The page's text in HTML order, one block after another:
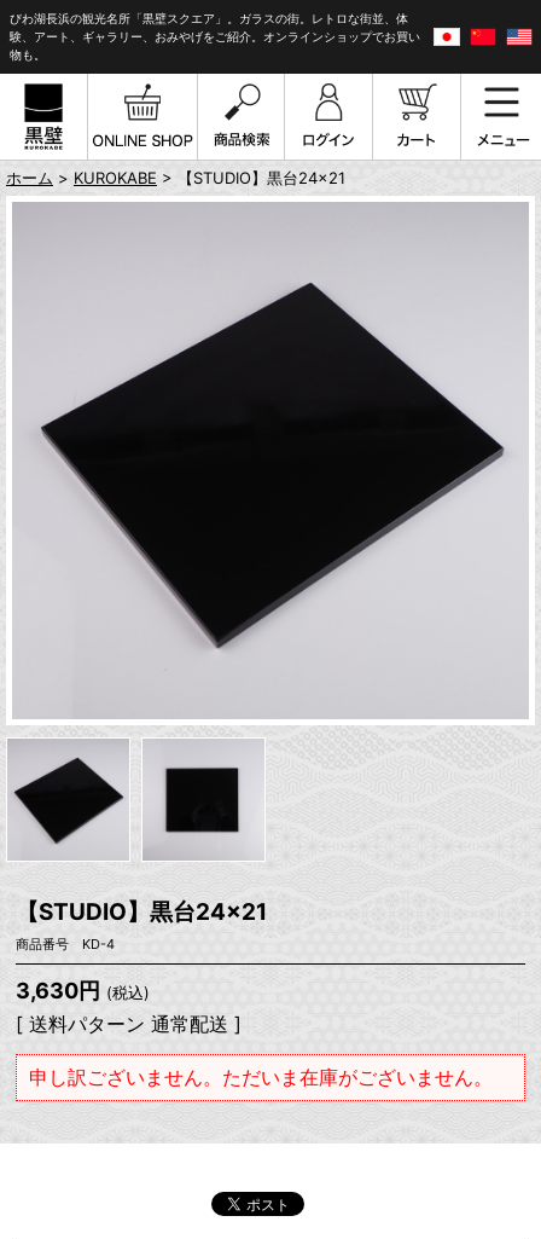
びわ湖長浜の観光名所「黒壁スクエア」。ガラスの街。レトロな街並、体
験、アート、ギャラリー、おみやげをご紹介。オンラインショップでお買い
物も。
ホーム > KUROKABE > 【STUDIO】黒台24×21
【STUDIO】黒台24×21
商品番号 KD-4
3,630円 (税込)
[ 送料パターン 通常配送 ]
申し訳ございません。ただいま在庫がございません。